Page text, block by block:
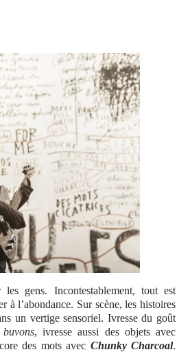
gens. Incontestablement, tout est
à l’abondance. Sur scène, les histoires
un vertige sensoriel. Ivresse du goût
, ivresse aussi des objets avec
des mots avec Chunky Charcoal.